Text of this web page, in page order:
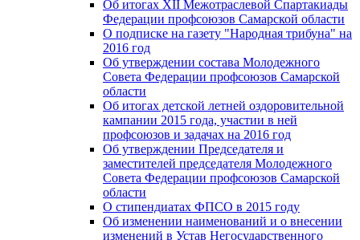
Об итогах XII Межотраслевой Спартакиады
Федерации профсоюзов Самарской области
О подписке на газету "Народная трибуна" на
2016 год
Об утверждении состава Молодежного
Совета Федерации профсоюзов Самарской
области
Об итогах детской летней оздоровительной
кампании 2015 года, участии в ней
профсоюзов и задачах на 2016 год
Об утверждении Председателя и
заместителей председателя Молодежного
Совета Федерации профсоюзов Самарской
области
О стипендиатах ФПСО в 2015 году
Об изменении наименований и о внесении
изменений в Устав Негосударственного